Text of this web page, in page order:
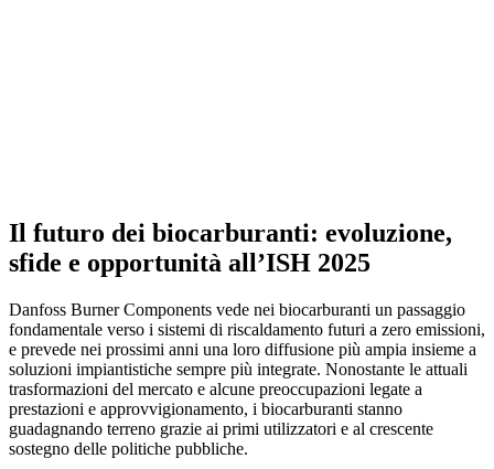
Il futuro dei biocarburanti: evoluzione,
sfide e opportunità all’ISH 2025
Danfoss Burner Components vede nei biocarburanti un passaggio
fondamentale verso i sistemi di riscaldamento futuri a zero emissioni,
e prevede nei prossimi anni una loro diffusione più ampia insieme a
soluzioni impiantistiche sempre più integrate. Nonostante le attuali
trasformazioni del mercato e alcune preoccupazioni legate a
prestazioni e approvvigionamento, i biocarburanti stanno
guadagnando terreno grazie ai primi utilizzatori e al crescente
sostegno delle politiche pubbliche.